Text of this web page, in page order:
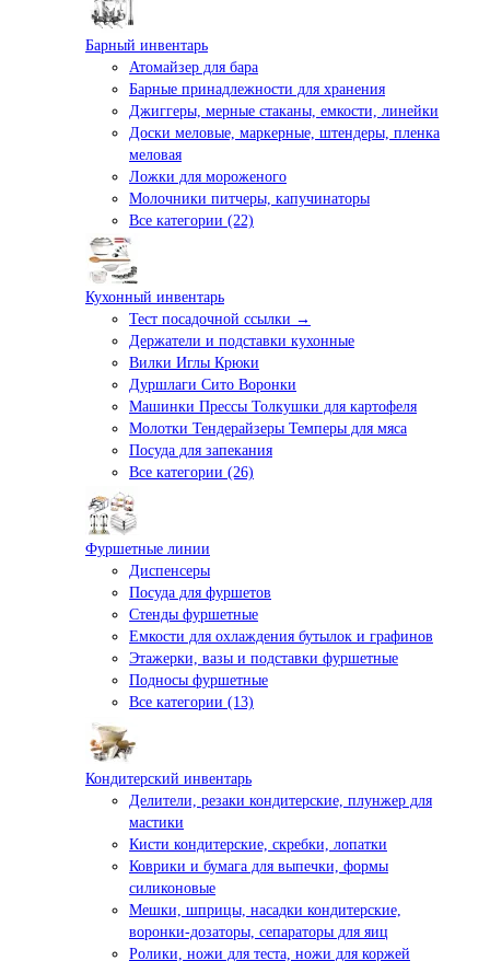
Барный инвентарь
Атомайзер для бара
Барные принадлежности для хранения
Джиггеры, мерные стаканы, емкости, линейки
Доски меловые, маркерные, штендеры, пленка
меловая
Ложки для мороженого
Молочники питчеры, капучинаторы
Все категории (22)
Кухонный инвентарь
Тест посадочной ссылки →
Держатели и подставки кухонные
Вилки Иглы Крюки
Дуршлаги Сито Воронки
Машинки Прессы Толкушки для картофеля
Молотки Тендерайзеры Темперы для мяса
Посуда для запекания
Все категории (26)
Фуршетные линии
Диспенсеры
Посуда для фуршетов
Стенды фуршетные
Емкости для охлаждения бутылок и графинов
Этажерки, вазы и подставки фуршетные
Подносы фуршетные
Все категории (13)
Кондитерский инвентарь
Делители, резаки кондитерские, плунжер для
мастики
Кисти кондитерские, скребки, лопатки
Коврики и бумага для выпечки, формы
силиконовые
Мешки, шприцы, насадки кондитерские,
воронки-дозаторы, сепараторы для яиц
Ролики, ножи для теста, ножи для коржей